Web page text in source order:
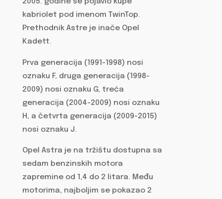
2005. godine se pojavio kupe
kabriolet pod imenom TwinTop.
Prethodnik Astre je inače Opel
Kadett.
Prva generacija (1991-1998) nosi
oznaku F, druga generacija (1998-
2009) nosi oznaku G, treća
generacija (2004-2009) nosi oznaku
H, a četvrta generacija (2009-2015)
nosi oznaku J.
Opel Astra je na tržištu dostupna sa
sedam benzinskih motora
zapremine od 1,4 do 2 litara. Među
motorima, najboljim se pokazao 2